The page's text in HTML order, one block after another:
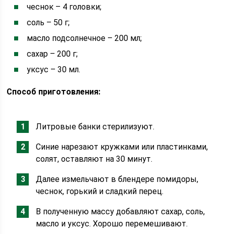
чеснок – 4 головки;
соль – 50 г;
масло подсолнечное – 200 мл;
сахар – 200 г;
уксус – 30 мл.
Способ приготовления:
Литровые банки стерилизуют.
Синие нарезают кружками или пластинками,
солят, оставляют на 30 минут.
Далее измельчают в блендере помидоры,
чеснок, горький и сладкий перец.
В полученную массу добавляют сахар, соль,
масло и уксус. Хорошо перемешивают.